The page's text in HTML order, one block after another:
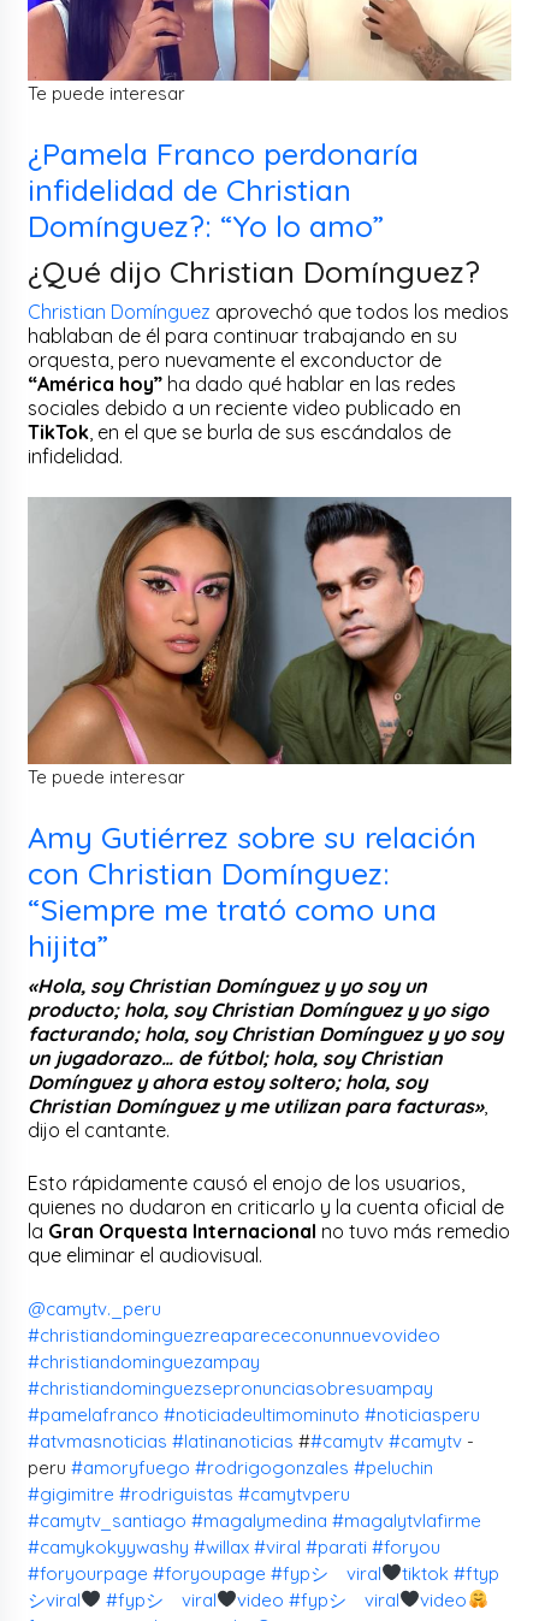
Te puede interesar
¿Pamela Franco perdonaría
infidelidad de Christian
Domínguez?: “Yo lo amo”
¿Qué dijo Christian Domínguez?
Christian Domínguez aprovechó que todos los medios
hablaban de él para continuar trabajando en su
orquesta, pero nuevamente el exconductor de
“América hoy” ha dado qué hablar en las redes
sociales debido a un reciente video publicado en
TikTok , en el que se burla de sus escándalos de
infidelidad.
Te puede interesar
Amy Gutiérrez sobre su relación
con Christian Domínguez:
“Siempre me trató como una
hijita”
«Hola, soy Christian Domínguez y yo soy un
producto; hola, soy Christian Domínguez y yo sigo
facturando; hola, soy Christian Domínguez y yo soy
un jugadorazo… de fútbol; hola, soy Christian
Domínguez y ahora estoy soltero; hola, soy
Christian Domínguez y me utilizan para facturas»,
dijo el cantante.
Esto rápidamente causó el enojo de los usuarios,
quienes no dudaron en criticarlo y la cuenta oficial de
la Gran Orquesta Internacional no tuvo más remedio
que eliminar el audiovisual.
@camytv._peru
#christiandominguezreaparececonunnuevovideo
#christiandominguezampay
#christiandominguezsepronunciasobresuampay
#pamelafranco #noticiadeultimominuto #noticiasperu
#atvmasnoticias #latinanoticias ##camytv #camytv -
peru#amoryfuego #rodrigogonzales #peluchin
#gigimitre #rodriguistas #camytvperu
#camytv_santiago #magalymedina #magalytvlafirme
#camykokyywashy #willax #viral #parati #foryou
#foryourpage #foryoupage #fypシ゚viral tiktok #ftyp
シviral
#fypシ゚viral video #fypシ゚viral
video